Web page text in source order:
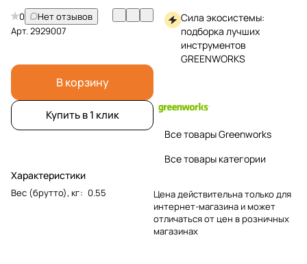
0
Нет отзывов
Арт.2929007
В корзину
Купить в 1 клик
Характеристики
Вес (брутто), кг: 0.55
Сила экосистемы:
подборка лучших
инструментов
GREENWORKS
Все товары Greenworks
Все товары категории
Цена действительна только для
интернет-магазина и может
отличаться от цен в розничных
магазинах